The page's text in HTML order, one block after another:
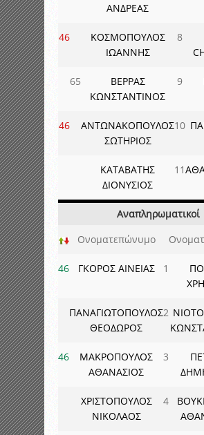
ΑΝΔΡΕΑΣ
46
ΚΟΣΜΟΠΟΥΛΟΣ
ΙΩΑΝΝΗΣ
8
65
ΒΕΡΡΑΣ
ΚΩΝΣΤΑΝΤΙΝΟΣ
9
46
ΑΝΤΩΝΑΚΟΠΟΥΛΟΣ
ΣΩΤΗΡΙΟΣ
10
ΚΑΤΑΒΑΤΗΣ
ΔΙΟΝΥΣΙΟΣ
11
Αναπληρωματικοί
Ονοματεπώνυμο
46 ΓΚΟΡΟΣ ΑΙΝΕΙΑΣ 1
ΠΑΝΑΓΙΩΤΟΠΟΥΛΟΣ
ΘΕΟΔΩΡΟΣ
2
46
ΜΑΚΡΟΠΟΥΛΟΣ
ΑΘΑΝΑΣΙΟΣ
3
ΧΡΙΣΤΟΠΟΥΛΟΣ
ΝΙΚΟΛΑΟΣ
4